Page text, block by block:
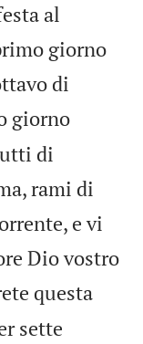
al
giorno
di
giorno
di
rami di
e vi
Dio vostro
questa
sette